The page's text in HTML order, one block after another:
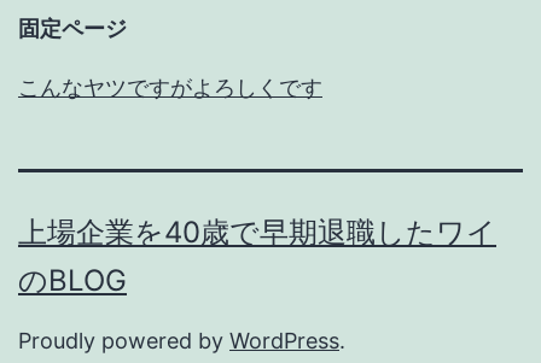
固定ページ
こんなヤツですがよろしくです
上場企業を40歳で早期退職したワイ
のBLOG
Proudly powered by WordPress.